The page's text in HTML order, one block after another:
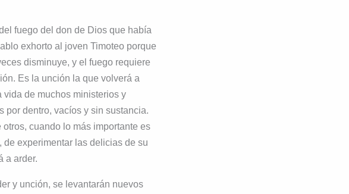
fuego del don de Dios que había
exhorto al joven Timoteo porque
disminuye, y el fuego requiere
Es la unción la que volverá a
vida de muchos ministerios y
por dentro, vacíos y sin sustancia.
cuando lo más importante es
experimentar las delicias de su
a arder.
y unción, se levantarán nuevos